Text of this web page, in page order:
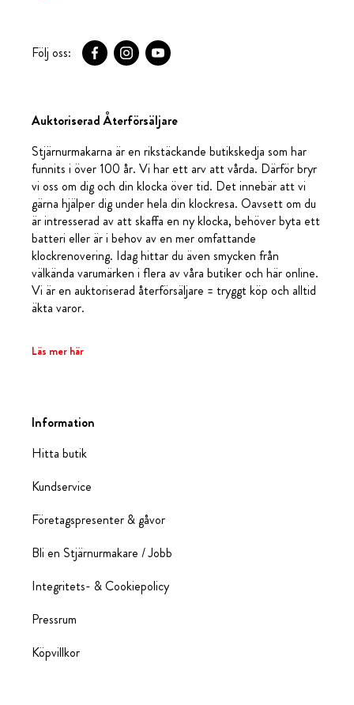
Följ oss:
Auktoriserad Återförsäljare
Stjärnurmakarna är en rikstäckande butikskedja som har
funnits i över 100 år. Vi har ett arv att vårda. Därför bryr
vi oss om dig och din klocka över tid. Det innebär att vi
gärna hjälper dig under hela din klockresa. Oavsett om du
är intresserad av att skaffa en ny klocka, behöver byta ett
batteri eller är i behov av en mer omfattande
klockrenovering. Idag hittar du även smycken från
välkända varumärken i flera av våra butiker och här online.
Vi är en auktoriserad återförsäljare = tryggt köp och alltid
äkta varor.
Läs mer här
Information
Hitta butik
Kundservice
Företagspresenter & gåvor
Bli en Stjärnurmakare / Jobb
Integritets- & Cookiepolicy
Pressrum
Köpvillkor